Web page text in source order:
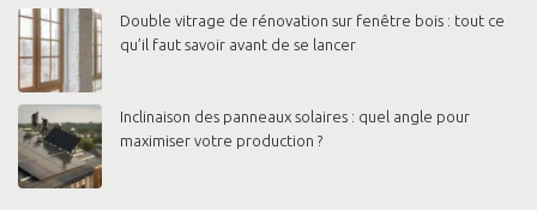
Double vitrage de rénovation sur fenêtre bois : tout ce
qu’il faut savoir avant de se lancer
Inclinaison des panneaux solaires : quel angle pour
maximiser votre production ?